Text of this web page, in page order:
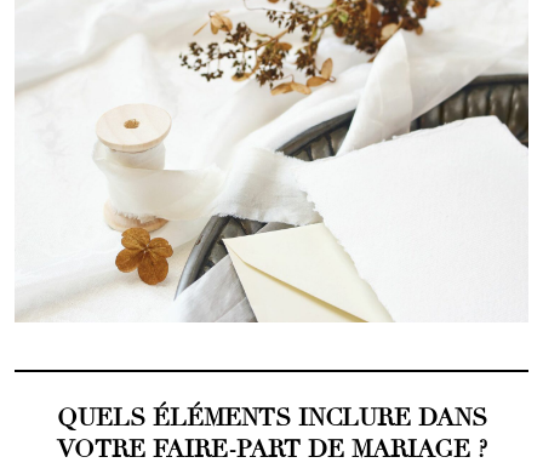
QUELS ÉLÉMENTS INCLURE DANS
VOTRE FAIRE-PART DE MARIAGE ?